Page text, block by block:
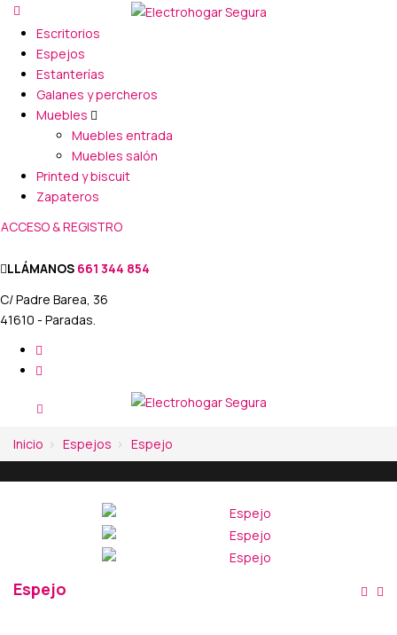
Escritorios
Espejos
Estanterías
Galanes y percheros
Muebles
Muebles entrada
Muebles salón
Printed y biscuit
Zapateros
ACCESO & REGISTRO
LLÁMANOS 661 344 854
C/ Padre Barea, 36
41610 - Paradas.
Inicio Espejos Espejo
Espejo